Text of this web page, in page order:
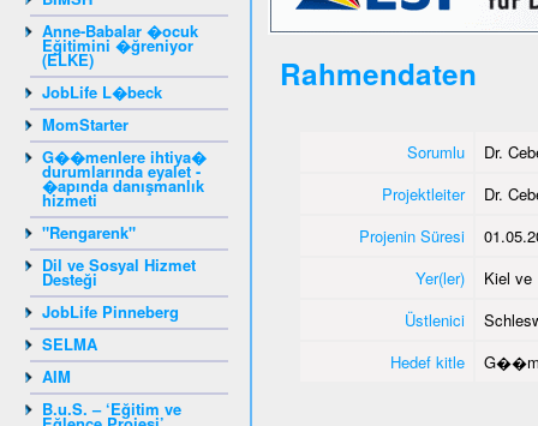
Anne-Babalar �ocuk
Eğitimini �ğreniyor
(ELKE)
JobLife L�beck
MomStarter
G��menlere ihtiya�
durumlarında eyalet -
�apında danışmanlık
hizmeti
"Rengarenk"
Dil ve Sosyal Hizmet
Desteği
JobLife Pinneberg
SELMA
AIM
B.u.S. – ‘Eğitim ve
Rahmendaten
Sorumlu
Dr.
Projektleiter
Dr.
Projenin Süresi
Yer(ler)
Kiel
Üstlenici
Hedef kitle